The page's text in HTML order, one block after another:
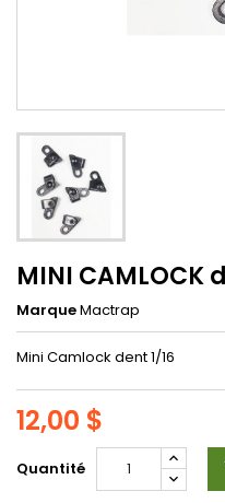
MINI CAMLOCK
MarqueMactrap
Mini Camlock dent 1/16
12,00 $
Quantité